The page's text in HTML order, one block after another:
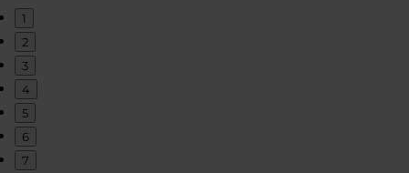
1
2
3
4
5
6
7